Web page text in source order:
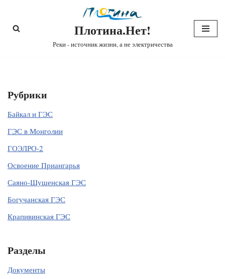
Перейти
Плотина.Нет!
Реки - источник жизни, а не электричества
Рубрики
Байкал и ГЭС
ГЭС в Монголии
ГОЭЛРО-2
Освоение Приангарья
Саяно-Шушенская ГЭС
Богучанская ГЭС
Крапивинская ГЭС
Разделы
Документы